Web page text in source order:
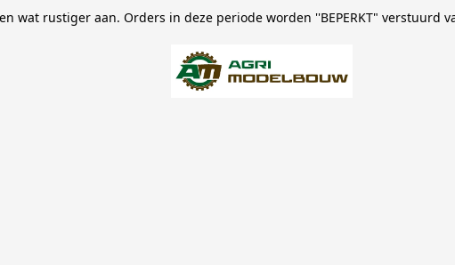
wat rustiger aan. Orders in deze periode worden ''BEPERKT" verstuurd